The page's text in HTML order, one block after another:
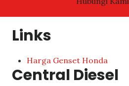
Links
Harga Genset Honda
Central Diesel